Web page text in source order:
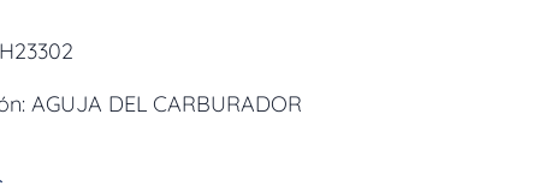
AGUJA DEL CARBURADOR